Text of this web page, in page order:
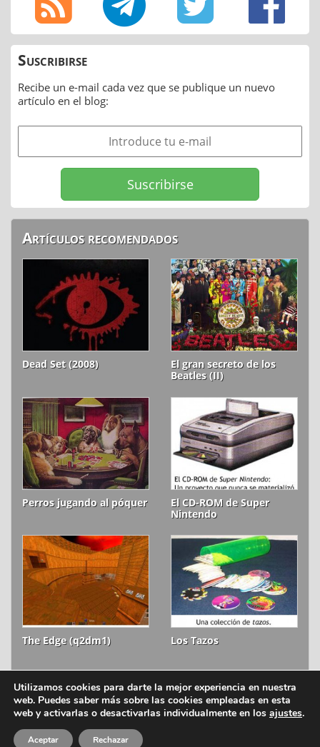
Suscribirse
Recibe un e-mail cada vez que se publique un nuevo
artículo en el blog:
Artículos recomendados
Dead Set (2008)
El gran secreto de los
Beatles (II)
Perros jugando al póquer
El CD-ROM de Super
Nintendo
The Edge (q2dm1) Los Tazos
ion litio © 2006-2026 Aviso legal
Política de cookies
Utilizamos cookies para darte la mejor experiencia en nuestra
web. Puedes saber más sobre las cookies empleadas en esta
web y activarlas o desactivarlas individualmente en los ajustes.
Aceptar Rechazar